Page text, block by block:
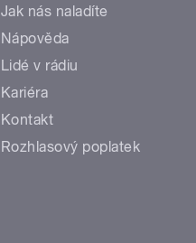
Jak nás naladíte
Nápověda
Lidé v rádiu
Kariéra
Kontakt
Rozhlasový poplatek